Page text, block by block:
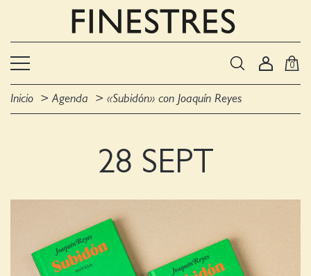
0
Inicio Agenda «Subidón» con Joaquín Reyes
28 SEPT